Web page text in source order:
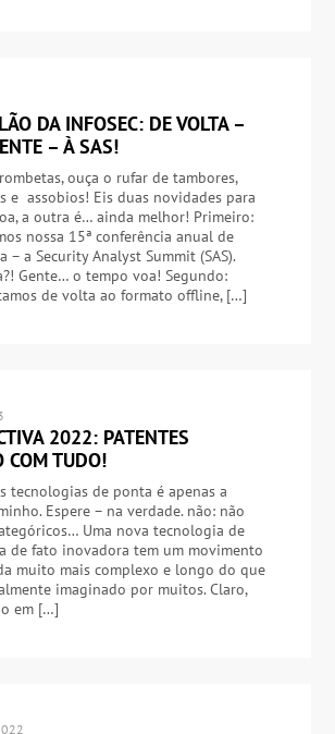
DA INFOSEC: DE VOLTA –
– À SAS!
ouça o rufar de tambores,
e assobios! Eis duas novidades para
a outra é… ainda melhor! Primeiro:
nossa 15ª conferência anual de
– a Security Analyst Summit (SAS).
Gente… o tempo voa! Segundo:
de volta ao formato offline, […]
2022: PATENTES
COM TUDO!
tecnologias de ponta é apenas a
Espere – na verdade. não: não
Uma nova tecnologia de
de fato inovadora tem um movimento
muito mais complexo e longo do que
imaginado por muitos. Claro,
em […]